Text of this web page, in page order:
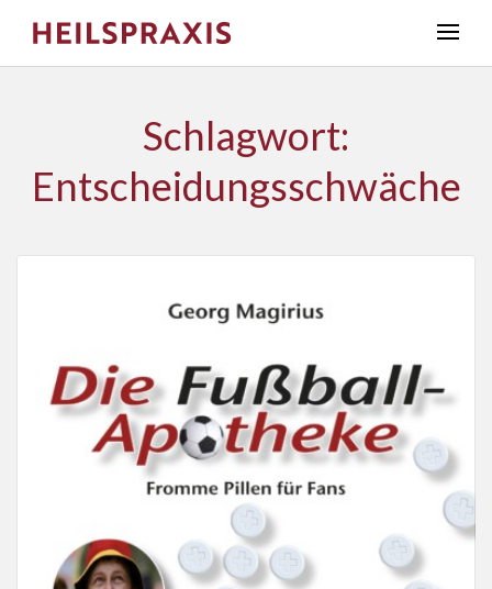
Schlagwort:
Entscheidungsschwäche